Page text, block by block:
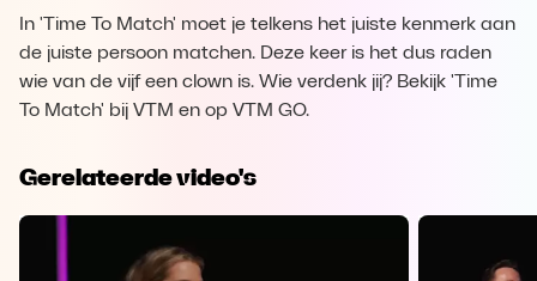
In 'Time To Match' moet je telkens het juiste kenmerk aan
de juiste persoon matchen. Deze keer is het dus raden
wie van de vijf een clown is. Wie verdenk jij? Bekijk 'Time
To Match' bij VTM en op VTM GO.
Gerelateerde video's